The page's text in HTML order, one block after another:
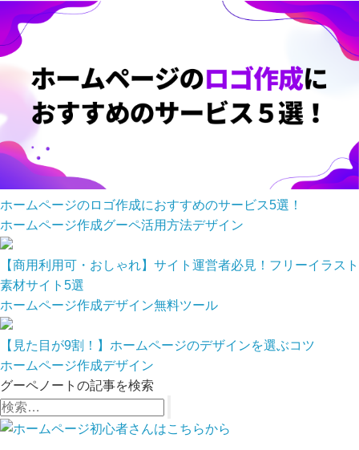
ホームページのロゴ作成におすすめのサービス5選！
ホームページ作成グーペ活用方法デザイン
【商用利用可・おしゃれ】サイト運営者必見！フリーイラスト
素材サイト5選
ホームページ作成デザイン無料ツール
【見た目が9割！】ホームページのデザインを選ぶコツ
ホームページ作成デザイン
グーペノートの記事を検索